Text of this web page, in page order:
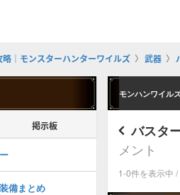
｜モンスターハンターワイルズ 武器
モンハンワイル
バスタ
メント
1-0件を表示中
掲示板
備まとめ